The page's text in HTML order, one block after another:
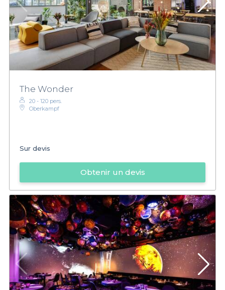
The Wonder
20 - 120 pers.
Oberkampf
Sur devis
Obtenir un devis